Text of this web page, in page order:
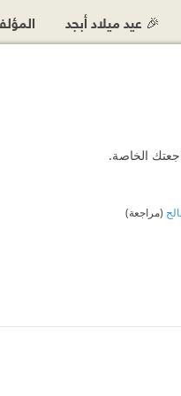
الخاصة.
(مراجعة)
🎉 عيد ميلاد أبجد